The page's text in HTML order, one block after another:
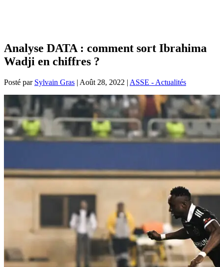
Analyse DATA : comment sort Ibrahima
Wadji en chiffres ?
Posté par Sylvain Gras | Août 28, 2022 | ASSE - Actualités